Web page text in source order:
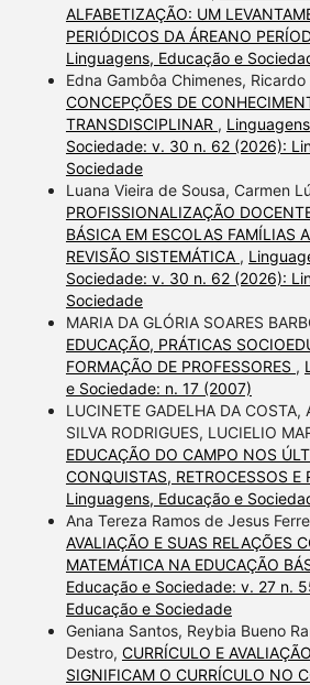
ALFABETIZAÇÃO: UM
PERIÓDICOS DA ÁREANO
Linguagens, Educação e
Edna Gambôa Chimenes,
CONCEPÇÕES DE
TRANSDISCIPLINAR ,
Sociedade: v. 30 n. 62 (2026):
Sociedade
Luana Vieira de Sousa, Carmen
PROFISSIONALIZAÇÃO
BÁSICA EM ESCOLAS FAMÍLIAS
REVISÃO SISTEMÁTICA ,
Sociedade: v. 30 n. 62 (2026):
Sociedade
MARIA DA GLÓRIA SOARES
EDUCAÇÃO, PRÁTICAS
FORMAÇÃO DE PROFESSORES ,
e Sociedade: n. 17 (2007)
LUCINETE GADELHA DA COSTA,
SILVA RODRIGUES, LUCIELIO
EDUCAÇÃO DO CAMPO NOS
CONQUISTAS, RETROCESSOS E
Linguagens, Educação e
Ana Tereza Ramos de Jesus
AVALIAÇÃO E SUAS RELAÇÕES
MATEMÁTICA NA EDUCAÇÃO
Educação e Sociedade: v. 27 n.
Educação e Sociedade
Geniana Santos, Reybia Bueno
Destro, CURRÍCULO E
SIGNIFICAM O CURRÍCULO NO